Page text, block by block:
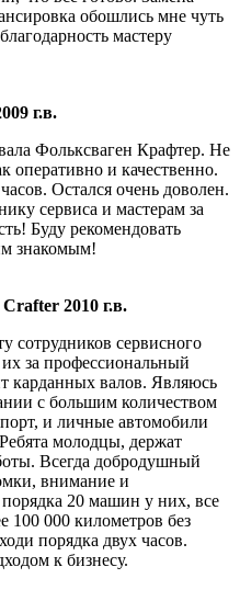
обошлись мне чуть
мастеру
г.в.
Фольксваген Крафтер. Не
оперативно и качественно.
Остался очень доволен.
сервиса и мастерам за
Буду рекомендовать
знакомым!
2010 г.в.
сотрудников сервисного
за профессиональный
карданных валов. Являюсь
с большим количеством
и личные автомобили
молодцы, держат
Всегда добродушный
внимание и
20 машин у них, все
100 000 километров без
порядка двух часов.
к бизнесу.